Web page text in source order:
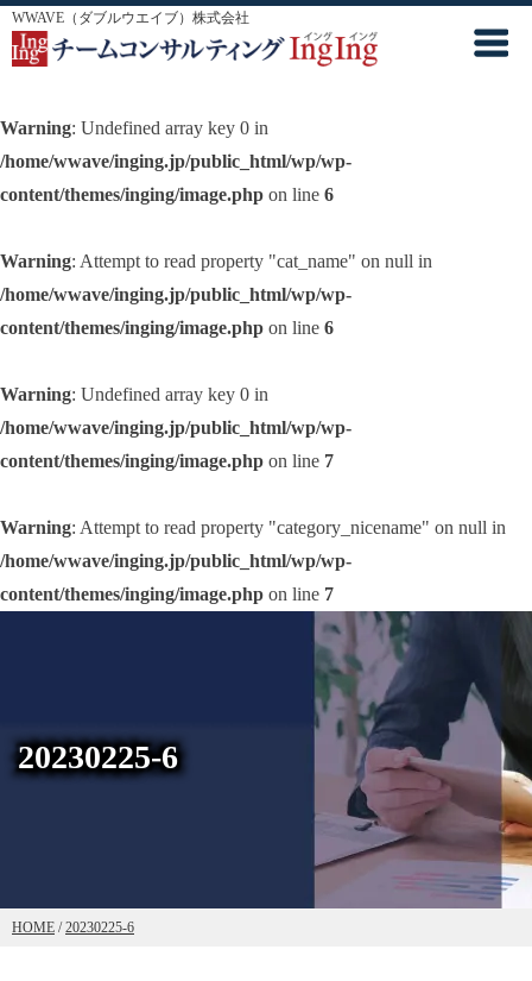
WWAVE（ダブルウエイブ）株式会社
Warning: Undefined array key 0 in
/home/wwave/inging.jp/public_html/wp/wp-
content/themes/inging/image.php on line 6
Warning: Attempt to read property "cat_name" on null in
/home/wwave/inging.jp/public_html/wp/wp-
content/themes/inging/image.php on line 6
Warning: Undefined array key 0 in
/home/wwave/inging.jp/public_html/wp/wp-
content/themes/inging/image.php on line 7
Warning: Attempt to read property "category_nicename" on null in
/home/wwave/inging.jp/public_html/wp/wp-
content/themes/inging/image.php on line 7
20230225-6
HOME /20230225-6